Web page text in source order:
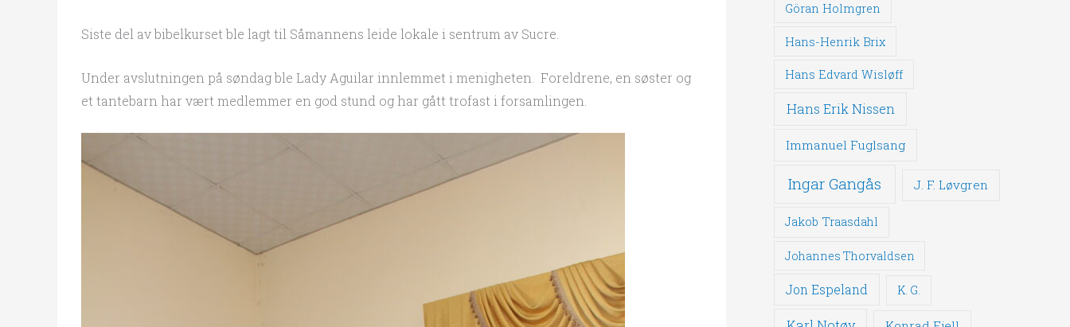
Siste del av bibelkurset ble lagt til Såmannens leide lokale i sentrum av Sucre.
Under avslutningen på søndag ble Lady Aguilar innlemmet i menigheten. Foreldrene, en søster og
et tantebarn har vært medlemmer en god stund og har gått trofast i forsamlingen.
Göran Holmgren
Hans-Henrik Brix
Hans Edvard Wisløff
Hans Erik Nissen
Immanuel Fuglsang
Ingar Gangås J. F. Løvgren
Jakob Traasdahl
Johannes Thorvaldsen
Jon Espeland K. G.